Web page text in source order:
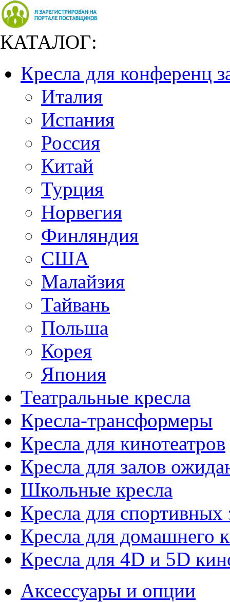
КАТАЛОГ:
Кресла для конференц
Италия
Испания
Россия
Китай
Турция
Норвегия
Финляндия
США
Малайзия
Тайвань
Польша
Корея
Япония
Театральные кресла
Кресла-трансформеры
Кресла для кинотеатров
Кресла для залов
Школьные кресла
Кресла для спортивных
Кресла для домашнего
Кресла для 4D и 5D
Аксессуары и опции